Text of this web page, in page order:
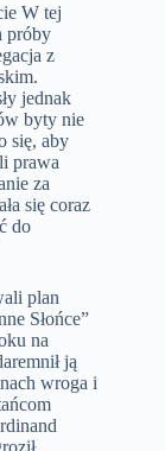
W tej
próby
z
jednak
byty nie
się, aby
prawa
za
się coraz
do
plan
Słońce”
na
ją
wroga i